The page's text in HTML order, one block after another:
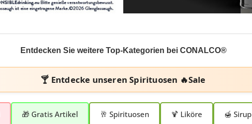
Entdecken Sie weitere Top-Kategorien bei CONALCO®
🍸 Entdecke unserenSpirituosen 🔥Sale
🎁 Gratis Artikel 🥂 Spirituosen 🍹 Liköre 🍯 Sirup